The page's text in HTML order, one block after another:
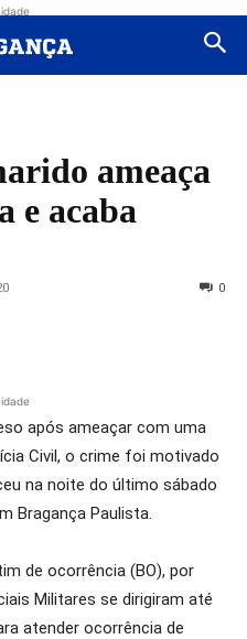
ameaça
e acaba
0
após ameaçar com uma
Civil, o crime foi motivado
na noite do último sábado
Bragança Paulista.
de ocorrência (BO), por
Militares se dirigiram até
atender ocorrência de